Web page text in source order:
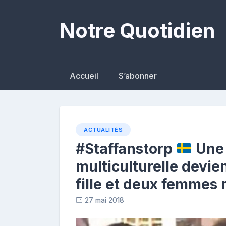
Notre Quotidien
Accueil S’abonner
ACTUALITÉS
#Staffanstorp
multiculturelle
fille et deux femmes
27 mai 2018
o